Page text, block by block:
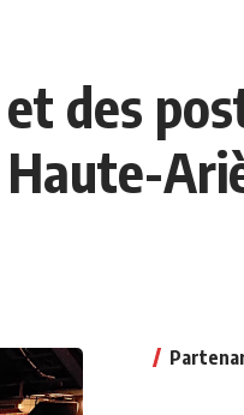
des
Haute-